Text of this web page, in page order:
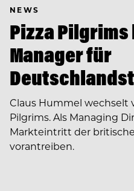
NEWS
Pizza Pilgrims
Manager für
Claus Hummel wechselt
Pilgrims. Als Managing
Markteintritt der
vorantreiben.